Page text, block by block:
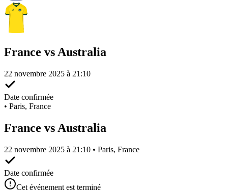
France vs Australia
22 novembre 2025 à 21:10
Date confirmée
• Paris, France
France vs Australia
22 novembre 2025 à 21:10 • Paris, France
Date confirmée
Cet événement est terminé